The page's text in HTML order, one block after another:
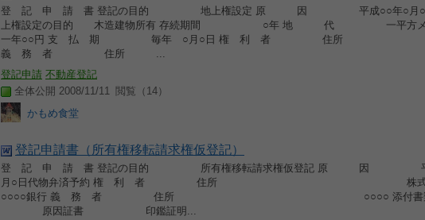
登 記 申 請 書 登記の目的 地上権設定 原 因 平成○○年○月○日
上権設定の目的 木造建物所有 存続期間 ○年 地 代 一平方メ
一年○○円 支 払 期 毎年 ○月○日 権 利 者 住所
義 務 者 住所 ...
登記申請 不動産登記
全体公開 2008/11/11 閲覧（14）
かもめ食堂
登記申請書（所有権移転請求権仮登記）
登 記 申 請 書 登記の目的 所有権移転請求権仮登記 原 因 平
月○日代物弁済予約 権 利 者 住所 株式
○○○○銀行 義 務 者 住所 ○○○○ 添付書
原因証書 印鑑証明...